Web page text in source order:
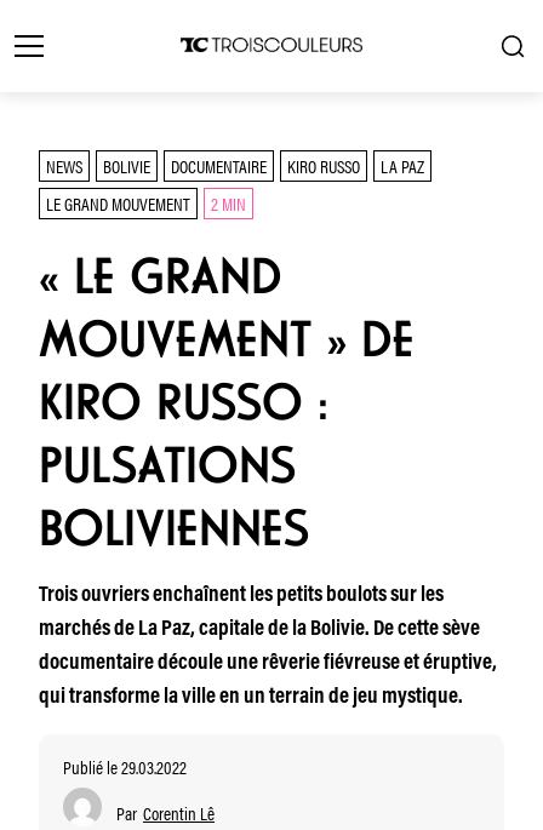
NEWS BOLIVIE DOCUMENTAIRE KIRO RUSSO
LA PAZ
LE GRAND MOUVEMENT
2 MIN
« LE GRAND
MOUVEMENT » DE
KIRO RUSSO :
PULSATIONS
BOLIVIENNES
Trois ouvriers enchaînent les petits boulots sur les
marchés de La Paz, capitale de la Bolivie. De cette sève
documentaire découle une rêverie fiévreuse et éruptive,
qui transforme la ville en un terrain de jeu mystique.
Publié le 29.03.2022
Par Corentin Lê